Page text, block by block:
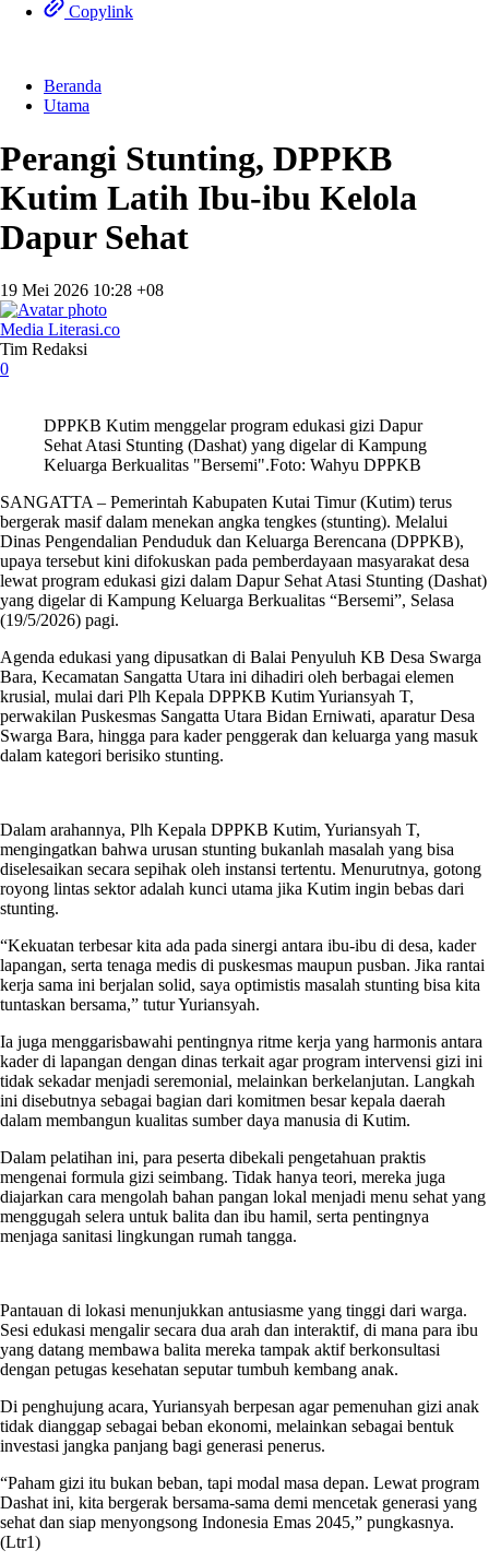
Copylink
Beranda
Utama
Perangi Stunting, DPPKB
Kutim Latih Ibu-ibu Kelola
Dapur Sehat
19 Mei 2026 10:28 +08
Media Literasi.co
Tim Redaksi
0
DPPKB Kutim menggelar program edukasi gizi Dapur
Sehat Atasi Stunting (Dashat) yang digelar di Kampung
Keluarga Berkualitas "Bersemi".Foto: Wahyu DPPKB
SANGATTA – Pemerintah Kabupaten Kutai Timur (Kutim) terus
bergerak masif dalam menekan angka tengkes (stunting). Melalui
Dinas Pengendalian Penduduk dan Keluarga Berencana (DPPKB),
upaya tersebut kini difokuskan pada pemberdayaan masyarakat desa
lewat program edukasi gizi dalam Dapur Sehat Atasi Stunting (Dashat)
yang digelar di Kampung Keluarga Berkualitas “Bersemi”, Selasa
(19/5/2026) pagi.
Agenda edukasi yang dipusatkan di Balai Penyuluh KB Desa Swarga
Bara, Kecamatan Sangatta Utara ini dihadiri oleh berbagai elemen
krusial, mulai dari Plh Kepala DPPKB Kutim Yuriansyah T,
perwakilan Puskesmas Sangatta Utara Bidan Erniwati, aparatur Desa
Swarga Bara, hingga para kader penggerak dan keluarga yang masuk
dalam kategori berisiko stunting.
Dalam arahannya, Plh Kepala DPPKB Kutim, Yuriansyah T,
mengingatkan bahwa urusan stunting bukanlah masalah yang bisa
diselesaikan secara sepihak oleh instansi tertentu. Menurutnya, gotong
royong lintas sektor adalah kunci utama jika Kutim ingin bebas dari
stunting.
“Kekuatan terbesar kita ada pada sinergi antara ibu-ibu di desa, kader
lapangan, serta tenaga medis di puskesmas maupun pusban. Jika rantai
kerja sama ini berjalan solid, saya optimistis masalah stunting bisa kita
tuntaskan bersama,” tutur Yuriansyah.
Ia juga menggarisbawahi pentingnya ritme kerja yang harmonis antara
kader di lapangan dengan dinas terkait agar program intervensi gizi ini
tidak sekadar menjadi seremonial, melainkan berkelanjutan. Langkah
ini disebutnya sebagai bagian dari komitmen besar kepala daerah
dalam membangun kualitas sumber daya manusia di Kutim.
Dalam pelatihan ini, para peserta dibekali pengetahuan praktis
mengenai formula gizi seimbang. Tidak hanya teori, mereka juga
diajarkan cara mengolah bahan pangan lokal menjadi menu sehat yang
menggugah selera untuk balita dan ibu hamil, serta pentingnya
menjaga sanitasi lingkungan rumah tangga.
Pantauan di lokasi menunjukkan antusiasme yang tinggi dari warga.
Sesi edukasi mengalir secara dua arah dan interaktif, di mana para ibu
yang datang membawa balita mereka tampak aktif berkonsultasi
dengan petugas kesehatan seputar tumbuh kembang anak.
Di penghujung acara, Yuriansyah berpesan agar pemenuhan gizi anak
tidak dianggap sebagai beban ekonomi, melainkan sebagai bentuk
investasi jangka panjang bagi generasi penerus.
“Paham gizi itu bukan beban, tapi modal masa depan. Lewat program
Dashat ini, kita bergerak bersama-sama demi mencetak generasi yang
sehat dan siap menyongsong Indonesia Emas 2045,” pungkasnya.
(Ltr1)